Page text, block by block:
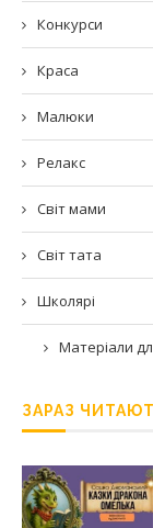
Конкурси
Краса
Малюки
Релакс
Світ мами
Світ тата
Школярі
Матеріали
ЗАРАЗ